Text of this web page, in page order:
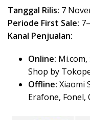
Tanggal Rilis: 7
Periode First Sale:
Kanal Penjualan:
Online:
Shop by
Offline: Xiaomi
Erafone, Fonel,